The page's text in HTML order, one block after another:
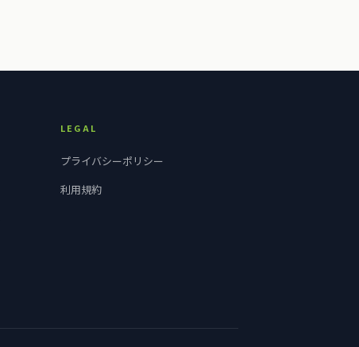
LEGAL
プライバシーポリシー
利用規約